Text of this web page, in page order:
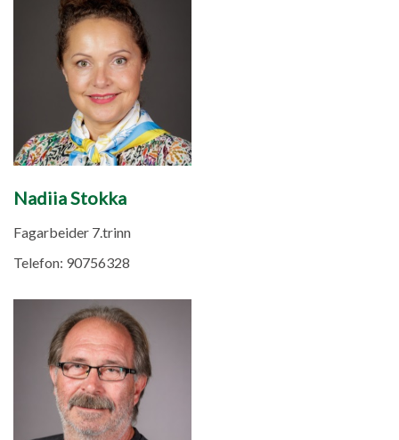
Nadiia Stokka
Fagarbeider 7.trinn
Telefon: 90756328